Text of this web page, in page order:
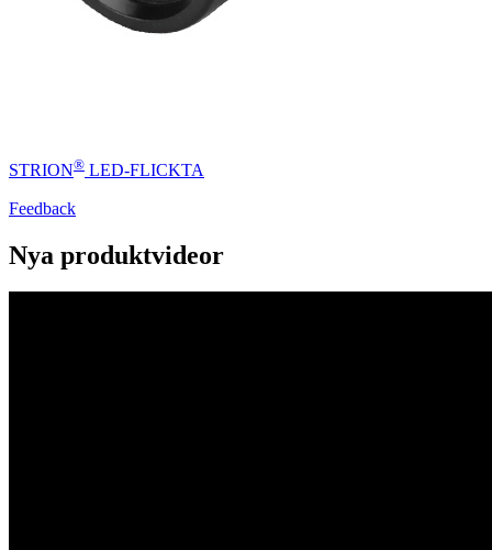
STRION® LED-FLICKTA
Feedback
Nya produktvideor